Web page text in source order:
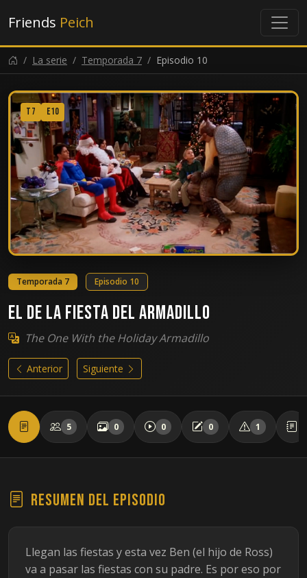
Friends Peich
La serie Temporada 7 Episodio 10
T7 E10
Temporada 7 Episodio 10
El de la fiesta del armadillo
The One With the Holiday Armadillo
Anterior Siguiente
5 0 0 0 1
Resumen del episodio
Llegan las fiestas y esta vez Ben (el hijo de Ross)
va a pasar las fiestas con su padre. Es por eso por